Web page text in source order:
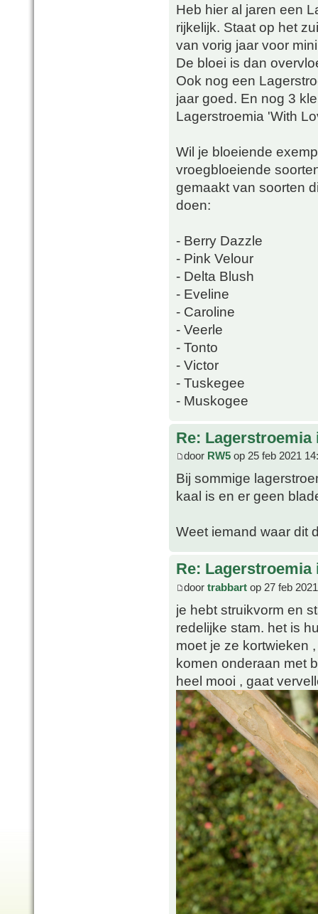
Heb hier al jaren een
rijkelijk. Staat op het
van vorig jaar voor
De bloei is dan
Ook nog een
jaar goed. En nog 3
Lagerstroemia 'With
Wil je bloeiende
vroegbloeiende
gemaakt van soorten
doen:
- Berry Dazzle
- Pink Velour
- Delta Blush
- Eveline
- Caroline
- Veerle
- Tonto
- Victor
- Tuskegee
- Muskogee
Re:
door RW5 op 25 feb 2021
Bij sommige
kaal is en er geen
Weet iemand waar dit
Re:
door trabbart op 27 feb
je hebt struikvorm en
redelijke stam. het is
moet je ze kortwieken
komen onderaan met
heel mooi , gaat